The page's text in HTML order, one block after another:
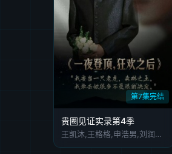
第7集完结
贵圈见证实录第4季
王凯沐,王格格,申浩男,刘润铭,韩雨彤,曾辉